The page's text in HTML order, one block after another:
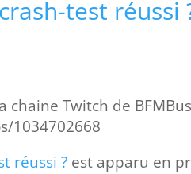
test réussi
Twitch de
1034702668
réussi ? est apparu en